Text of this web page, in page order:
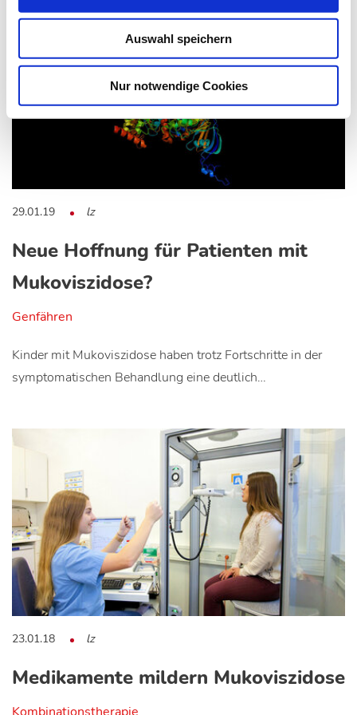
Auswahl speichern
Nur notwendige Cookies
29.01.19 lz
Neue Hoffnung für Patienten mit
Mukoviszidose?
Genfähren
Kinder mit Mukoviszidose haben trotz Fortschritte in der
symptomatischen Behandlung eine deutlich…
23.01.18 lz
Medikamente mildern Mukoviszidose